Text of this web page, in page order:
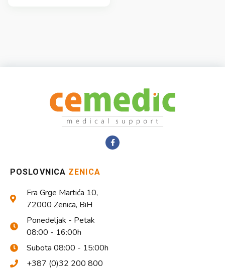
POSLOVNICA ZENICA
Fra Grge Martića 10,
72000 Zenica, BiH
Ponedeljak - Petak
08:00 - 16:00h
Subota 08:00 - 15:00h
+387 (0)32 200 800